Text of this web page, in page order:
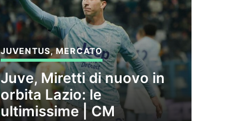
JUVENTUS,MERCATO
Juve, Miretti di nuovo in
orbita Lazio: le
ultimissime | CM